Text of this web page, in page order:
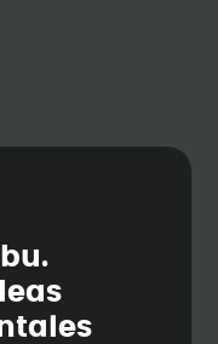
bu.
eas
ta les